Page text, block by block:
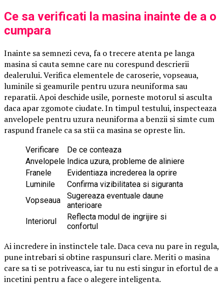
Ce sa verificati la masina inainte de a o
cumpara
Inainte sa semnezi ceva, fa o trecere atenta pe langa
masina si cauta semne care nu corespund descrierii
dealerului. Verifica elementele de caroserie, vopseaua,
luminile si geamurile pentru uzura neuniforma sau
reparatii. Apoi deschide usile, porneste motorul si asculta
daca apar zgomote ciudate. In timpul testului, inspecteaza
anvelopele pentru uzura neuniforma a benzii si simte cum
raspund franele ca sa stii ca masina se opreste lin.
Verificare
De ce conteaza
Anvelopele Indica uzura, probleme de aliniere
Franele
Evidentiaza increderea la oprire
Luminile
Confirma vizibilitatea si siguranta
Vopseaua
Sugereaza eventuale daune
anterioare
Interiorul
Reflecta modul de ingrijire si
confortul
Ai incredere in instinctele tale. Daca ceva nu pare in regula,
pune intrebari si obtine raspunsuri clare. Meriti o masina
care sa ti se potriveasca, iar tu nu esti singur in efortul de a
incetini pentru a face o alegere inteligenta.